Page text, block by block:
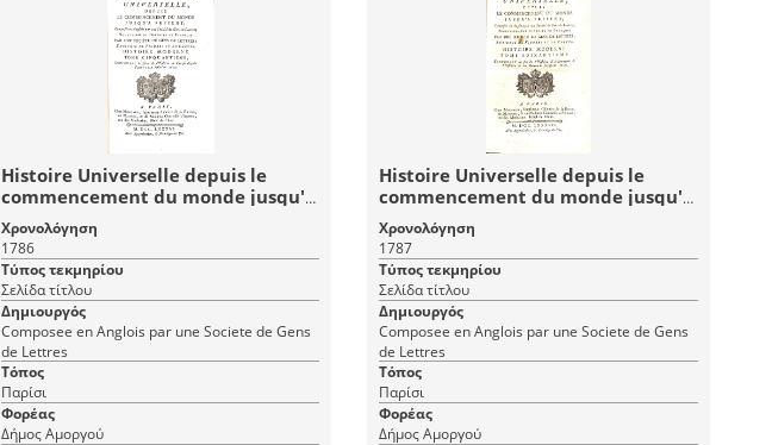
Histoire Universelle depuis le
commencement du monde jusqu'à
présent: Tome Cinquantieme (50)
Histoire Moderne - Histoire
Universelle 90
Χρονολόγηση
1786
Τύπος τεκμηρίου
Σελίδα τίτλου
Δημιουργός
Composee en Anglois par une Societe de Gens
de Lettres
Τόπος
Παρίσι
Φορέας
Δήμος Αμοργού
Histoire Universelle depuis le
commencement du monde jusqu'à
présent: Tome Soixante (60)
Histoire Moderne - Histoire
Universelle 100
Χρονολόγηση
1787
Τύπος τεκμηρίου
Σελίδα τίτλου
Δημιουργός
Composee en Anglois par une Societe de Gens
de Lettres
Τόπος
Παρίσι
Φορέας
Δήμος Αμοργού